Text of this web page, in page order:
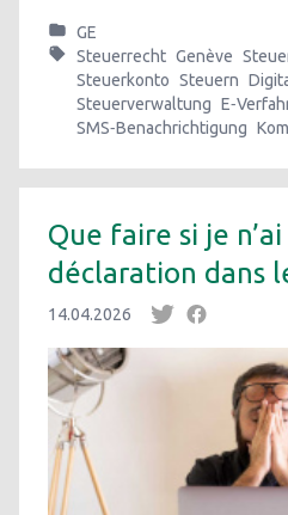
GE
Steuerrecht Genève
Steuerkonto Steuern
Steuerverwaltung
SMS‑Benachrichtigung
Que faire si je
déclaration dans
14.04.2026